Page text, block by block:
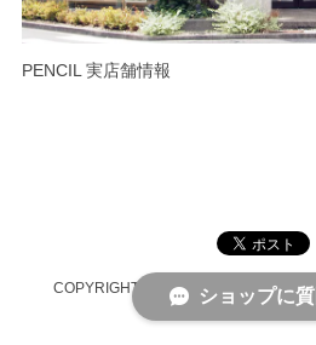
PENCIL 実店舗情報
COPYRIGHT © PENCIL ONLINE
ショップに